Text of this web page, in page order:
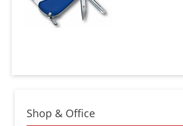
Shop & Office